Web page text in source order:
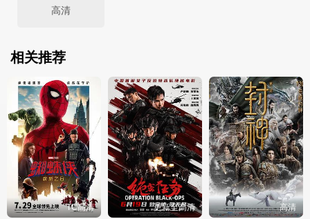
高清
相关推荐
TC高清 更新至高清 高清